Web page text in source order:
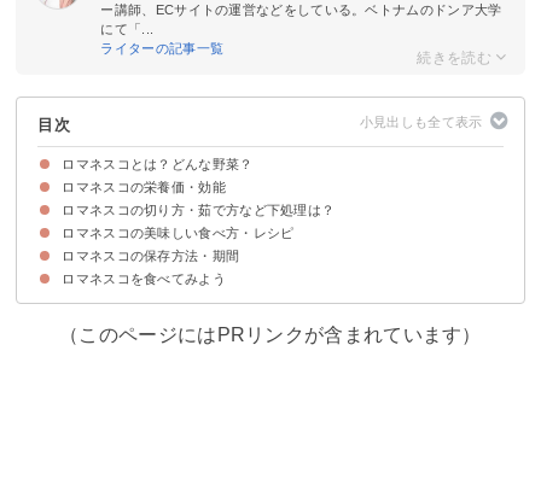
ー講師、ECサイトの運営などをしている。ベトナムのドンア大学
にて「...
ライターの記事一覧
目次
ロマネスコとは？どんな野菜？
ロマネスコの旬・産地
ロマネスコの味わいは？まずい？
ロマネスコはブロッコリーの1種？違いは？
ロマネスコの栄養価・効能
①ビタミンC
②カリウム
③食物繊維
④葉酸
ロマネスコの切り方・茹で方など下処理は？
ロマネスコの切り方・洗い方
ロマネスコの茹で方
ロマネスコの美味しい食べ方・レシピ
①ロマネスコとエビのペペロンチーノ
②ロマネスコときゅうりのツナマヨ和え
③ロマネスコのマリネ
ロマネスコの保存方法・期間
ロマネスコの保存方法
ロマネスコの保存期間
ロマネスコを食べてみよう
（このページにはPRリンクが含まれています）